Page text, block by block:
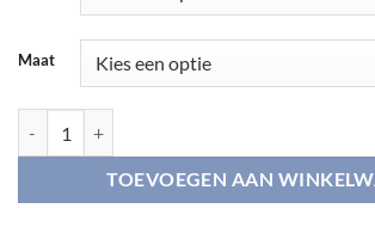
Maat
TOEVOEGEN AAN